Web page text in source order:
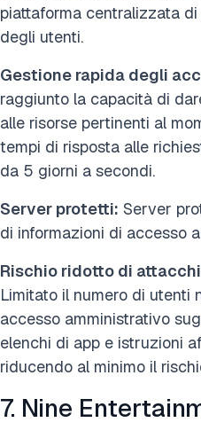
piattaforma centralizzata
degli utenti.
Gestione rapida degli
raggiunto la capacità di
alle risorse pertinenti al
tempi di risposta alle
da 5 giorni a secondi.
Server protetti: Server
di informazioni di accesso
Rischio ridotto di
Limitato il numero di utenti
accesso amministrativo
elenchi di app e istruzioni
riducendo al minimo il
7. Nine